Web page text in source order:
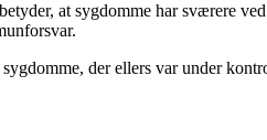
at sygdomme har sværere
der ellers var under